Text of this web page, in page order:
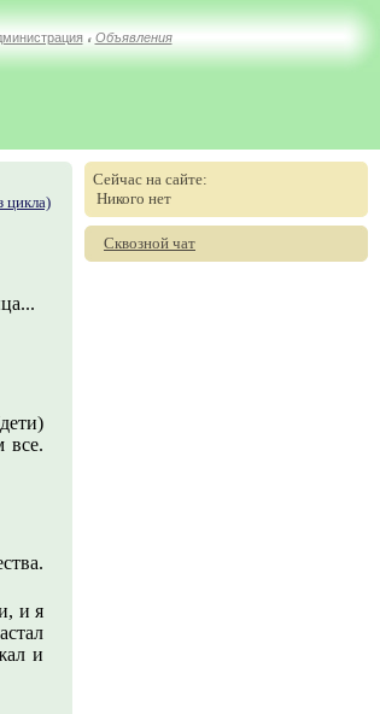
// Объявления
цикла)
все.
и я
и
Сейчас на сайте:
Никого нет
Сквозной чат